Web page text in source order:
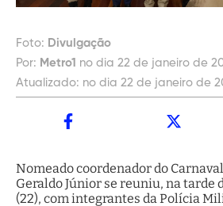
Foto: Divulgação
Por: Metro1 no dia 22 de janeiro de
Atualizado: no dia 22 de janeiro de
Nomeado coordenador do
Geraldo Júnior se reuniu, na tarde
(22), com integrantes da Polícia